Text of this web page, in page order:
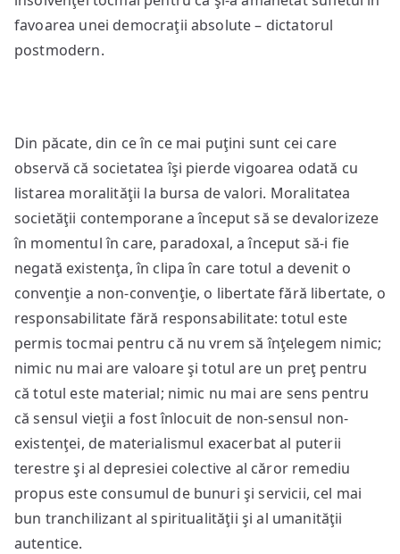
favoarea unei democraţii absolute – dictatorul
postmodern.
Din păcate, din ce în ce mai puţini sunt cei care
observă că societatea îşi pierde vigoarea odată cu
listarea moralităţii la bursa de valori. Moralitatea
societăţii contemporane a început să se devalorizeze
în momentul în care, paradoxal, a început să-i fie
negată existenţa, în clipa în care totul a devenit o
convenţie a non-convenţie, o libertate fără libertate, o
responsabilitate fără responsabilitate: totul este
permis tocmai pentru că nu vrem să înţelegem nimic;
nimic nu mai are valoare şi totul are un preţ pentru
că totul este material; nimic nu mai are sens pentru
că sensul vieţii a fost înlocuit de non-sensul non-
existenţei, de materialismul exacerbat al puterii
terestre şi al depresiei colective al căror remediu
propus este consumul de bunuri şi servicii, cel mai
bun tranchilizant al spiritualităţii şi al umanităţii
autentice.